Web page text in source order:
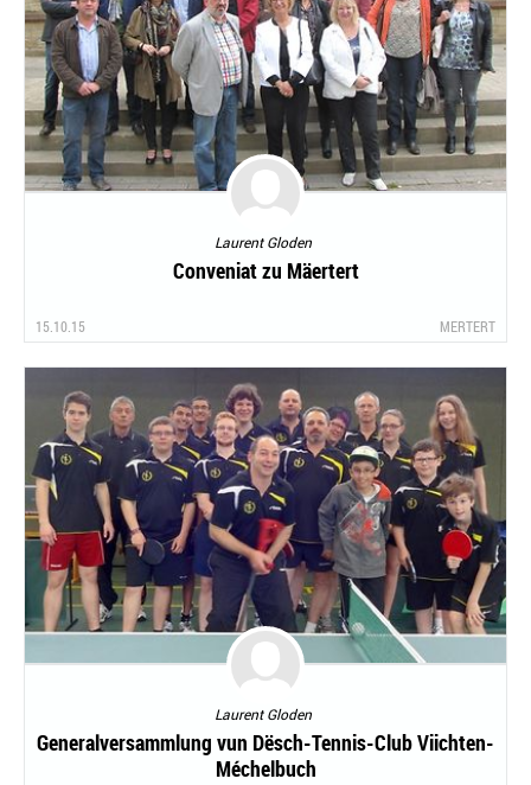
Laurent Gloden
Conveniat zu Mäertert
15.10.15 MERTERT
Laurent Gloden
Generalversammlung vun Dësch-Tennis-Club Viichten-
Méchelbuch